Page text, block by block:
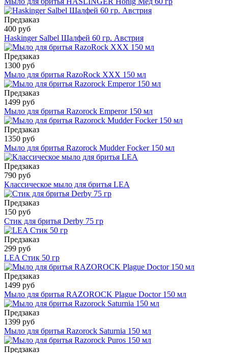
Предзаказ
400 руб
Haskinger Salbel Шалфей 60 гр. Австрия
Предзаказ
1300 руб
Мыло для бритья RazoRock XXX 150 мл
Предзаказ
1499 руб
Мыло для бритья Razorock Emperor 150 мл
Предзаказ
1350 руб
Мыло для бритья Razorock Mudder Focker 150 мл
Предзаказ
790 руб
Классическое мыло для бритья LEA
Предзаказ
150 руб
Стик для бритья Derby 75 гр
Предзаказ
299 руб
LEA Стик 50 гр
Предзаказ
1499 руб
Мыло для бритья RAZOROCK Plague Doctor 150 мл
Предзаказ
1399 руб
Мыло для бритья Razorock Saturnia 150 мл
Предзаказ